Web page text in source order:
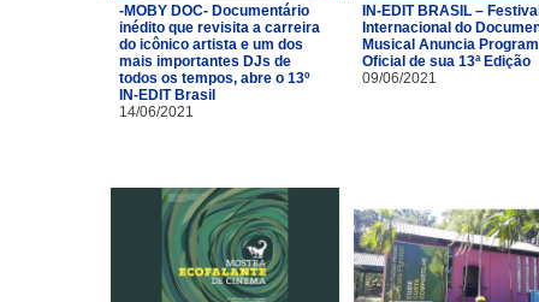
-MOBY DOC- Documentário
inédito que revisita a carreira
do icônico artista e um dos
mais importantes DJs de
todos os tempos, abre o 13º
IN-EDIT Brasil
14/06/2021
IN-EDIT BRASIL –
Internacional do
Musical Anuncia
Oficial de sua 13ª Edição
09/06/2021